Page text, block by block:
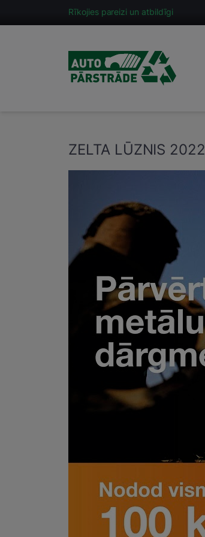
Rīkojies pareizi un atbildīgi
ZELTA LŪZNIS 2022